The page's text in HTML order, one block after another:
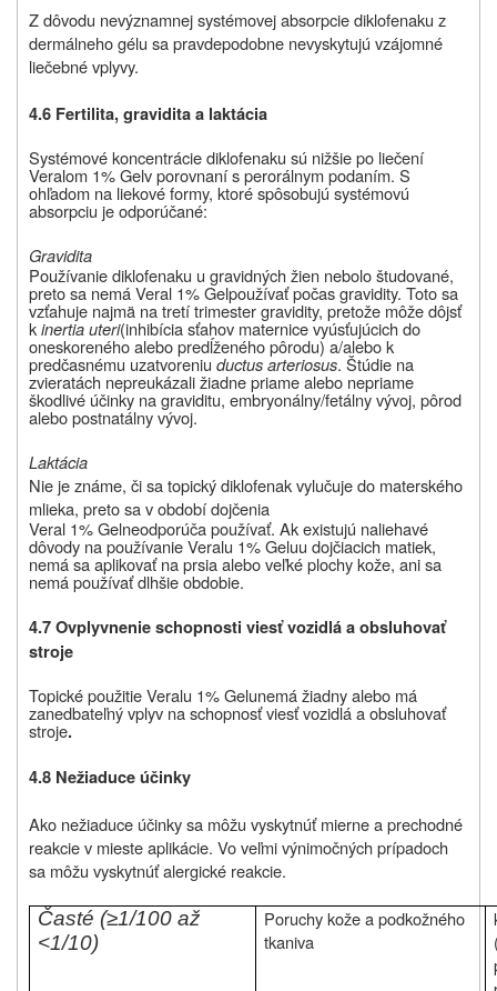
Z dôvodu nevýznamnej systémovej absorpcie diklofenaku z
dermálneho gélu sa pravdepodobne nevyskytujú vzájomné
liečebné vplyvy.
4.6 Fertilita, gravidita a laktácia
Systémové koncentrácie diklofenaku sú nižšie po liečení
Veralom 1% Gelv porovnaní s perorálnym podaním. S
ohľadom na liekové formy, ktoré spôsobujú systémovú
absorpciu je odporúčané:
Gravidita
Používanie diklofenaku u gravidných žien nebolo študované,
preto sa nemá Veral 1% Gelpoužívať počas gravidity. Toto sa
vzťahuje najmä na tretí trimester gravidity, pretože môže dôjsť
kinertia uteri(inhibícia sťahov maternice vyúsťujúcich do
oneskoreného alebo predĺženého pôrodu) a/alebo k
predčasnému uzatvoreniu ductus arteriosus. Štúdie na
zvieratách nepreukázali žiadne priame alebo nepriame
škodlivé účinky na graviditu, embryonálny/fetálny vývoj, pôrod
alebo postnatálny vývoj.
Laktácia
Nie je známe, či sa topický diklofenak vylučuje do materského
mlieka, preto sa v období dojčenia
Veral 1% Gelneodporúča používať. Ak existujú naliehavé
dôvody na používanie Veralu 1% Geluu dojčiacich matiek,
nemá sa aplikovať na prsia alebo veľké plochy kože, ani sa
nemá používať dlhšie obdobie.
4.7 Ovplyvnenie schopnosti viesť vozidlá a obsluhovať
stroje
Topické použitie Veralu 1% Gelunemá žiadny alebo má
zanedbateľný vplyv na schopnosť viesť vozidlá a obsluhovať
stroje.
4.8 Nežiaduce účinky
Ako nežiaduce účinky sa môžu vyskytnúť mierne a prechodné
reakcie v mieste aplikácie. Vo veľmi výnimočných prípadoch
sa môžu vyskytnúť alergické reakcie.
Časté (≥1/100 až
<1/10)
Poruchy kože a podkožného
tkaniva